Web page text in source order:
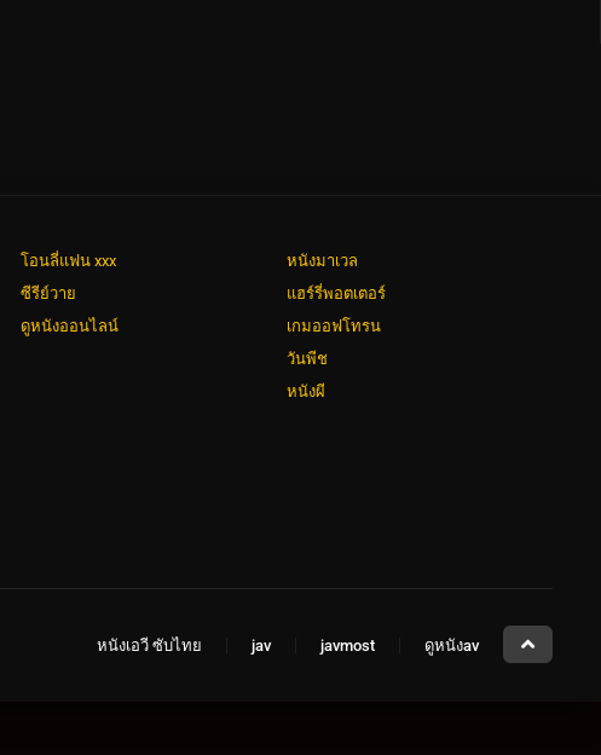
โอนลี่แฟน xxx
ซีรีย์วาย
ดูหนังออนไลน์
หนังมาเวล
แฮร์รี่พอตเตอร์
เกมออฟโทรน
วันพีช
หนังผี
หนังเอวี ซับไทย jav javmost ดูหนังav